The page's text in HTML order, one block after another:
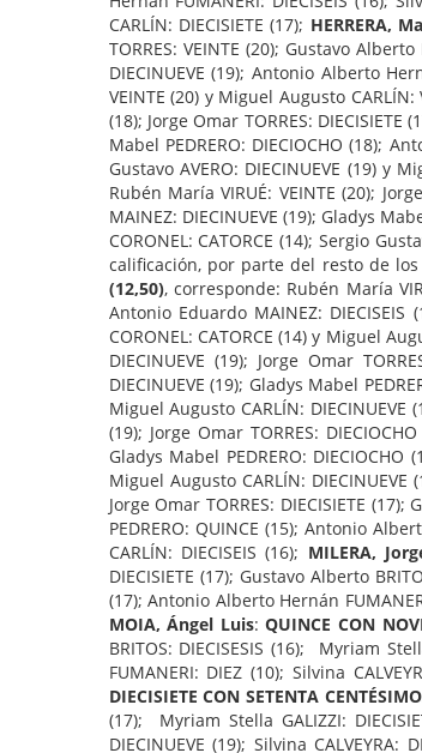
CARLÍN: DIECISIETE (17); HERRERA,
TORRES: VEINTE (20); Gustavo
DIECINUEVE (19); Antonio Alberto
VEINTE (20) y Miguel Augusto CARLÍN:
(18); Jorge Omar TORRES:
Mabel PEDRERO: DIECIOCHO (18);
Gustavo AVERO: DIECINUEVE (19) y
Rubén María VIRUÉ: VEINTE (20);
MAINEZ: DIECINUEVE (19); Gladys
CORONEL: CATORCE (14); Sergio
calificación, por parte del resto de
(12,50), corresponde: Rubén María
Antonio Eduardo MAINEZ: DIECISEIS
CORONEL: CATORCE (14) y Miguel
DIECINUEVE (19); Jorge Omar
DIECINUEVE (19); Gladys Mabel
Miguel Augusto CARLÍN: DIECINUEVE
(19); Jorge Omar TORRES:
Gladys Mabel PEDRERO: DIECIOCHO
Miguel Augusto CARLÍN: DIECINUEVE
Jorge Omar TORRES: DIECISIETE
PEDRERO: QUINCE (15); Antonio
CARLÍN: DIECISEIS (16); MILERA,
DIECISIETE (17); Gustavo Alberto
(17); Antonio Alberto Hernán
MOIA, Ángel Luis:QUINCE CON
BRITOS: DIECISESIS (16); Myriam
FUMANERI: DIEZ (10); Silvina
DIECISIETE CON SETENTA
(17); Myriam Stella GALIZZI:
DIECINUEVE (19); Silvina